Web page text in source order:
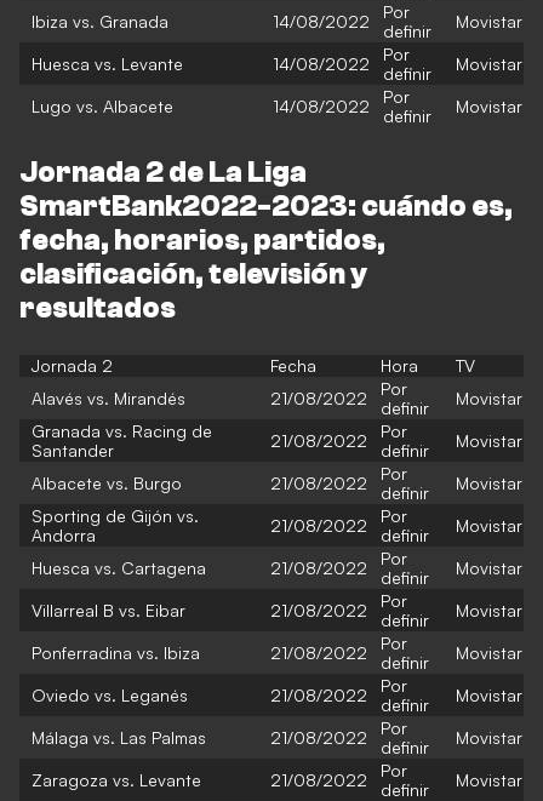
Ibiza vs. Granada 14/08/2022
Por
definir
Movistar
Huesca vs. Levante 14/08/2022
Por
definir
Movistar
Lugo vs. Albacete 14/08/2022
Por
definir
Movistar
Jornada 2 de La Liga
SmartBank2022-2023: cuándo es,
fecha, horarios, partidos,
clasificación, televisión y
resultados
Jornada 2 Fecha Hora
TV
Alavés vs. Mirandés
21/08/2022
Por
definir
Movistar
Granada vs. Racing de
Santander
21/08/2022
Por
definir
Movistar
Albacete vs. Burgo 21/08/2022
Por
definir
Movistar
Sporting de Gijón vs.
Andorra
21/08/2022
Por
definir
Movistar
Huesca vs. Cartagena 21/08/2022
Por
definir
Movistar
Villarreal B vs. Eibar 21/08/2022
Por
definir
Movistar
Ponferradina vs. Ibiza 21/08/2022
Por
definir
Movistar
Oviedo vs. Leganés 21/08/2022
Por
definir
Movistar
Málaga vs. Las Palmas 21/08/2022
Por
definir
Movistar
Zaragoza vs. Levante 21/08/2022
Por
definir
Movistar